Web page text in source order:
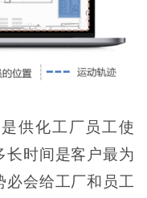
供化工厂员工使
长时间是客户最为
必会给工厂和员工